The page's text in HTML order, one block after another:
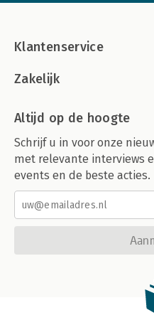
Klantenservice
Zakelijk
Altijd op de hoogte
Schrijf u in voor onze
met relevante interviews
events en de beste acties.